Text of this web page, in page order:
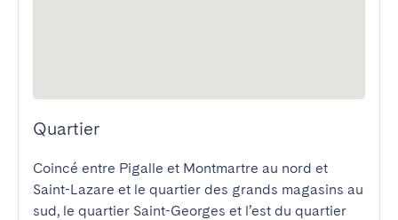
Quartier
Coincé entre Pigalle et Montmartre au nord et
Saint-Lazare et le quartier des grands magasins au
sud, le quartier Saint-Georges et l’est du quartier